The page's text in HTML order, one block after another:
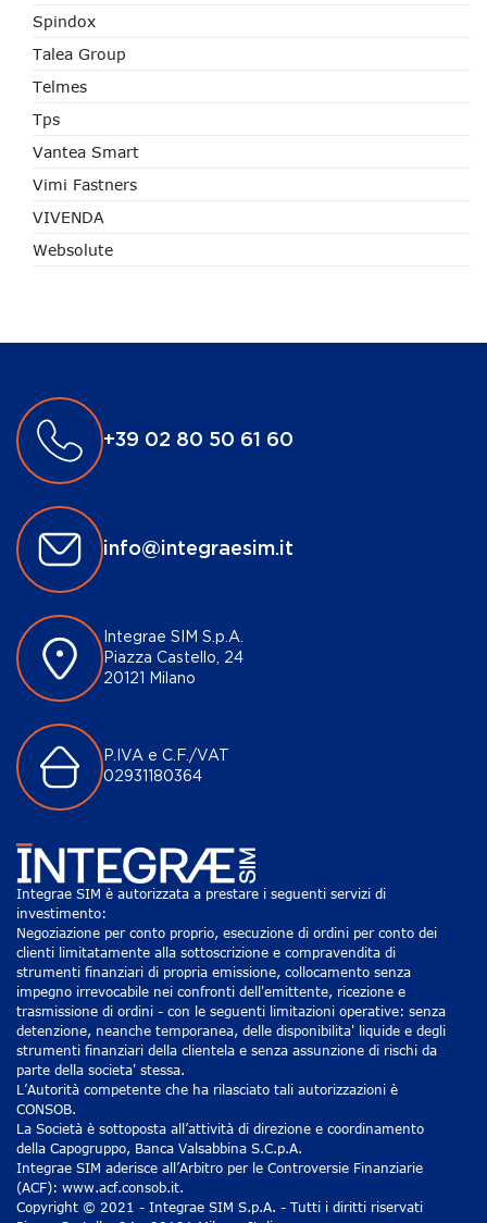
Spindox
Talea Group
Telmes
Tps
Vantea Smart
Vimi Fastners
VIVENDA
Websolute
+39 02 80 50 61 60
info@integraesim.it
Integrae SIM S.p.A.
Piazza Castello, 24
20121 Milano
P.IVA e C.F./VAT
02931180364
Integrae SIM è autorizzata a prestare i seguenti servizi di
investimento:
Negoziazione per conto proprio, esecuzione di ordini per conto dei
clienti limitatamente alla sottoscrizione e compravendita di
strumenti finanziari di propria emissione, collocamento senza
impegno irrevocabile nei confronti dell'emittente, ricezione e
trasmissione di ordini - con le seguenti limitazioni operative: senza
detenzione, neanche temporanea, delle disponibilita' liquide e degli
strumenti finanziari della clientela e senza assunzione di rischi da
parte della societa' stessa.
L’Autorità competente che ha rilasciato tali autorizzazioni è
CONSOB.
La Società è sottoposta all’attività di direzione e coordinamento
della Capogruppo, Banca Valsabbina S.C.p.A.
Integrae SIM aderisce all’Arbitro per le Controversie Finanziarie
(ACF): www.acf.consob.it.
Copyright © 2021 - Integrae SIM S.p.A. - Tutti i diritti riservati